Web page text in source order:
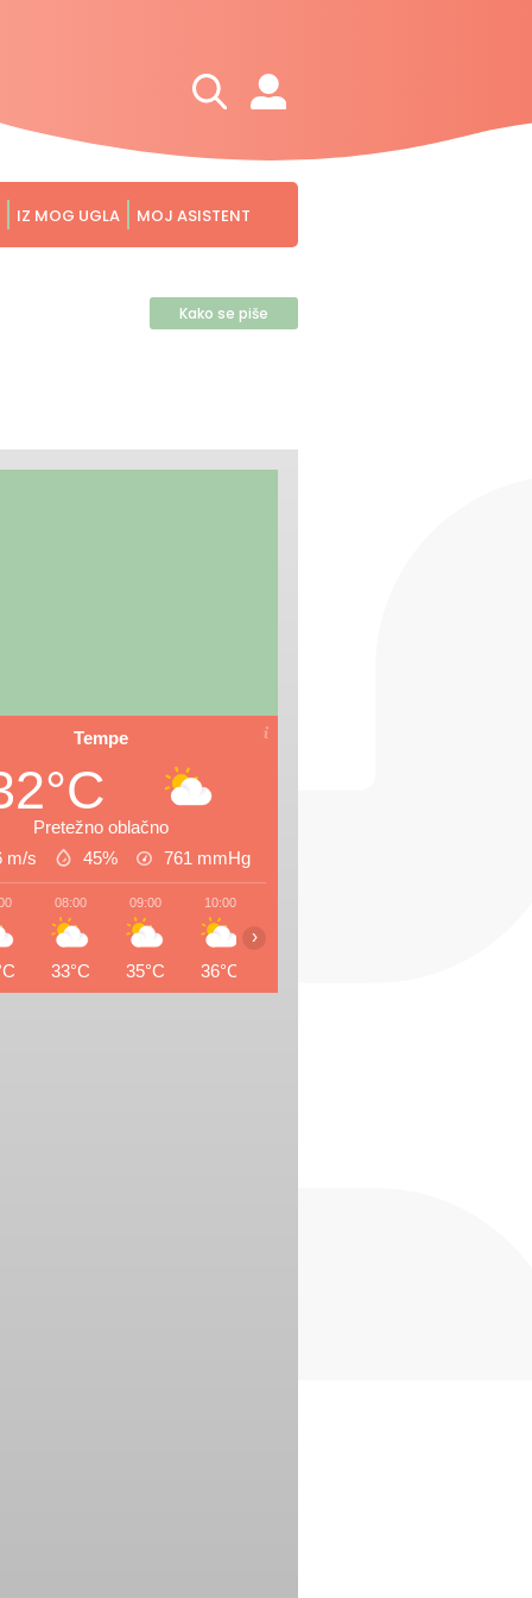
IZ MOG UGLA MOJ ASISTENT
Kako se piše
Tempe
Pretežno oblačno
m/s
45% 761 mmHg
08:00
33°C
09:00
35°C
10:00
36°C
›